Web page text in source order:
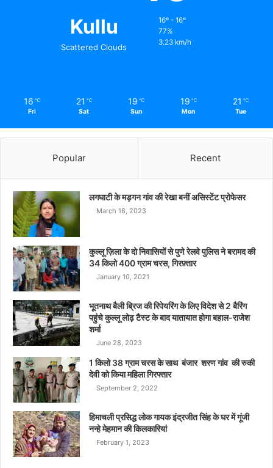
Kullu
Scattered Clouds
16º - 16º
77%
3.23 km/h
16 ℃
Fri
21 ℃
Sat
19 ℃
Sun
19 ℃
Mon
21 ℃
Tue
Popular Recent
लगघाटी के मड़गन गांव की रेखा बनीं असिस्टेंट प्रोफेसर
March 18, 2023
कुल्लू ज़िला के दो निवासियों से पुणे रेलवे पुलिस ने बरामद की
34 किलो 400 ग्राम चरस, गिरफ़्तार
January 10, 2021
भूतनाथ बैली ब्रिज की रिपेयरिंग के लिए विदेश से 2 बैरिंग
पहुंचे कुल्लू लोढ़ टैस्ट के बाद यातायात होगा बहाल-राजेश
शर्मा
June 28, 2023
1 किलो 38 ग्राम चरस के साथ बंजार शरण गांव की रुकी
देवी को किया महिला गिरफ्तार
September 2, 2022
हिमाचली प्रसिद्ध लोक गायक इंद्रजीत सिंह के घर में गूंजी
नन्हे मेहमान की किलकारियां
February 1, 2023